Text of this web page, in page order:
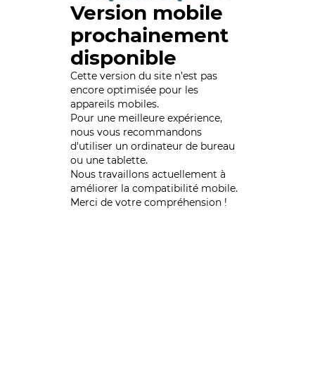
Version mobile
prochainement
disponible
Cette version du site n’est pas
encore optimisée pour les
appareils mobiles.
Pour une meilleure expérience,
nous vous recommandons
d'utiliser un ordinateur de bureau
ou une tablette.
Nous travaillons actuellement à
améliorer la compatibilité mobile.
Merci de votre compréhension !